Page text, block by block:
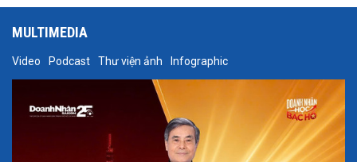
MULTIMEDIA
Video Podcast Thư viện ảnh Infographic